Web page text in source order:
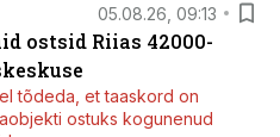
05.08.26, 09:13
ostsid Riias 42000-
tõdeda, et taaskord on
ostuks kogunenud